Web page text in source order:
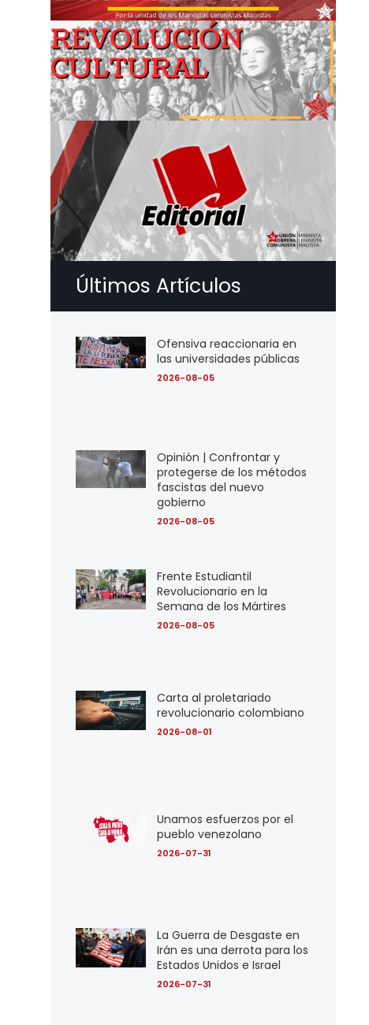
Últimos Artículos
Ofensiva reaccionaria en
las universidades públicas
2026-08-05
Opinión | Confrontar y
protegerse de los métodos
fascistas del nuevo
gobierno
2026-08-05
Frente Estudiantil
Revolucionario en la
Semana de los Mártires
2026-08-05
Carta al proletariado
revolucionario colombiano
2026-08-01
Unamos esfuerzos por el
pueblo venezolano
2026-07-31
La Guerra de Desgaste en
Irán es una derrota para los
Estados Unidos e Israel
2026-07-31